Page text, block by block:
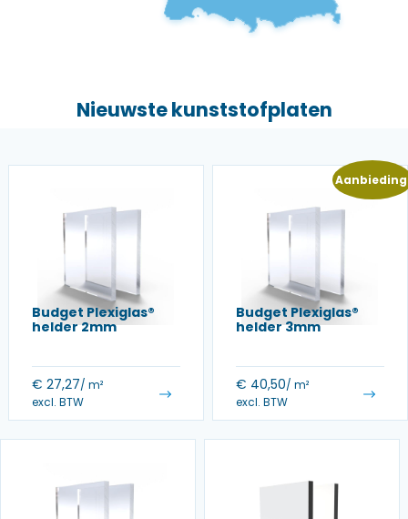
Nieuwste kunststofplaten
Budget Plexiglas®
helder 2mm
€ 27,27/ m²
excl. BTW
Budget Plexiglas®
helder 3mm
€ 40,50/ m²
excl. BTW